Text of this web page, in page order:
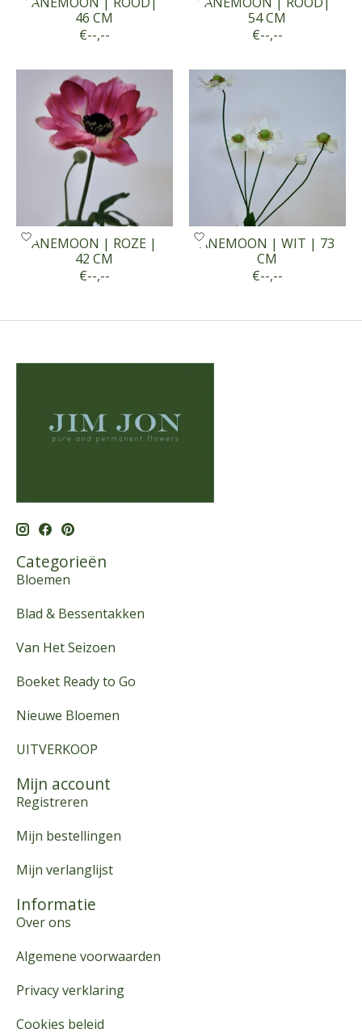
46 CM
€--,--
54 CM
€--,--
ANEMOON | ROZE |
42 CM
€--,--
ANEMOON | WIT | 73
CM
€--,--
Categorieën
Bloemen
Blad & Bessentakken
Van Het Seizoen
Boeket Ready to Go
Nieuwe Bloemen
UITVERKOOP
Mijn account
Registreren
Mijn bestellingen
Mijn verlanglijst
Informatie
Over ons
Algemene voorwaarden
Privacy verklaring
Cookies beleid